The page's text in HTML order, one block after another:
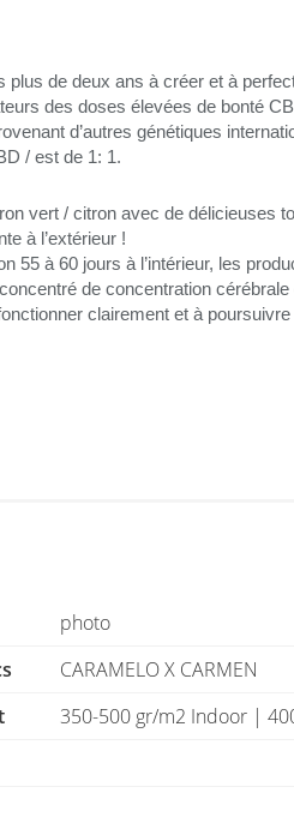
de deux ans à créer et à
des doses élevées de bonté
d’autres génétiques
/est de 1: 1.
vert / citron avec de délicieuses
à l’extérieur !
55 à 60 jours à l’intérieur, les
de concentration
clairement et à
photo
CARAMELO X CARMEN
350-500 gr/m2 Indoor |